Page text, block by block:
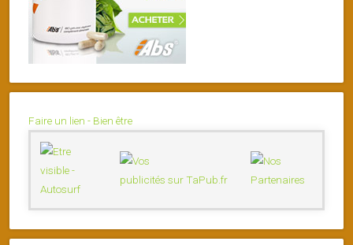
Faire un lien - Bien être